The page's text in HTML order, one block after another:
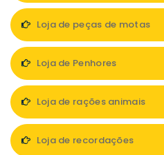
Loja de peças de motas
Loja de Penhores
Loja de rações animais
Loja de recordações